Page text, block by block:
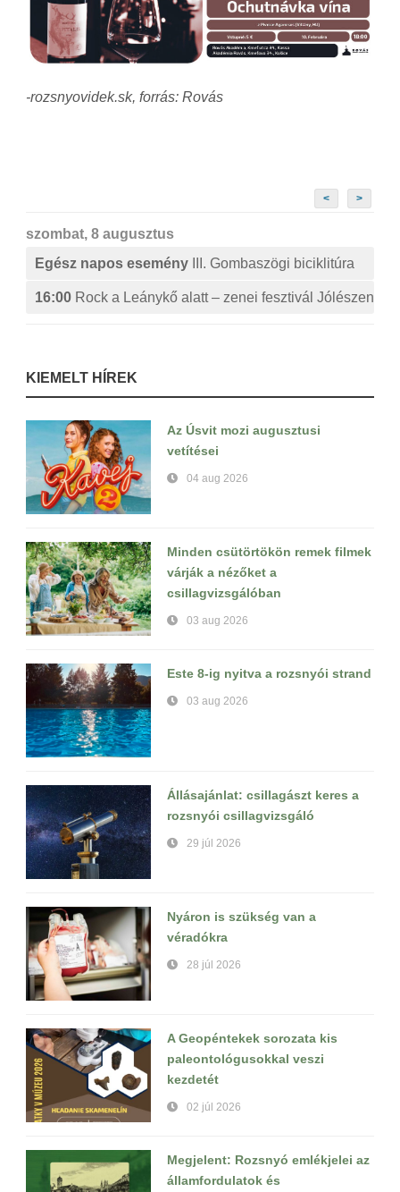
-rozsnyovidek.sk, forrás: Rovás
< >
szombat, 8 augusztus
Egész napos esemény
III. Gombaszögi biciklitúra
16:00 Rock a Leánykő alatt – zenei fesztivál Jólészen
KIEMELT HÍREK
Az Úsvit mozi augusztusi
vetítései
04 aug 2026
Minden csütörtökön remek filmek
várják a nézőket a
csillagvizsgálóban
03 aug 2026
Este 8-ig nyitva a rozsnyói strand
03 aug 2026
Állásajánlat: csillagászt keres a
rozsnyói csillagvizsgáló
29 júl 2026
Nyáron is szükség van a
véradókra
28 júl 2026
A Geopéntekek sorozata kis
paleontológusokkal veszi
kezdetét
02 júl 2026
Megjelent: Rozsnyó emlékjelei az
államfordulatok és